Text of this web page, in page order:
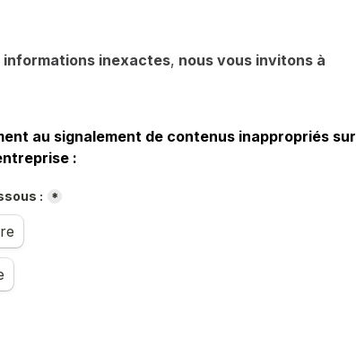
informations inexactes, nous vous invitons à
au signalement de contenus inappropriés sur
:
: *